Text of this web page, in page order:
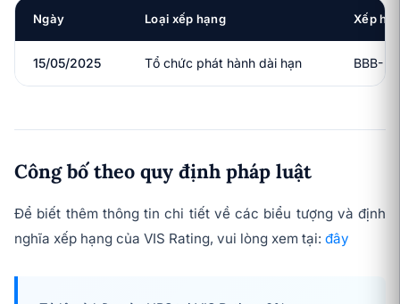
Ngày Loại xếp hạng Xếp
15/05/2025 Tổ chức phát hành dài hạn BBB-
Công bố theo quy định pháp luật
Để biết thêm thông tin chi tiết về các biểu tượng và định
nghĩa xếp hạng của VIS Rating, vui lòng xem tại: đây